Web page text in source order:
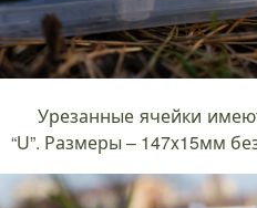
Урезанные ячейки
“U”. Размеры – 147x15мм